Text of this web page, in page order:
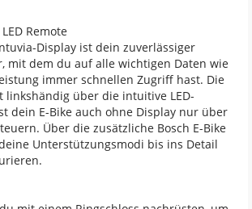
Remote
Display ist dein zuverlässiger
mit dem du auf alle wichtigen Daten wie
immer schnellen Zugriff hast. Die
linkshändig über die intuitive LED-
dein E-Bike auch ohne Display nur über
Über die zusätzliche Bosch E-Bike
Unterstützungsmodi bis ins Detail